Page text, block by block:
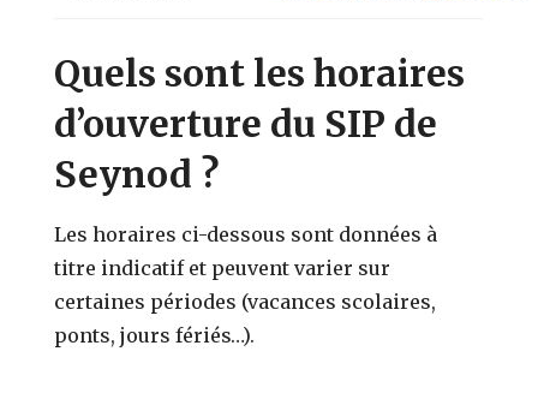
Quels sont les horaires
d’ouverture du SIP de
Seynod ?
Les horaires ci-dessous sont données à
titre indicatif et peuvent varier sur
certaines périodes (vacances scolaires,
ponts, jours fériés…).